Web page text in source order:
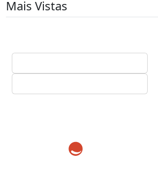
Mais Vistas